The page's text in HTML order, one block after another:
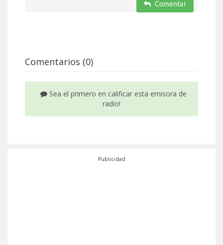
Comentar
Comentarios (0)
Sea el primero en calificar esta emisora de
radio!
Publicidad